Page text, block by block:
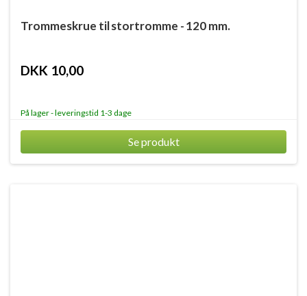
Trommeskrue til stortromme - 120 mm.
DKK 10,00
På lager - leveringstid 1-3 dage
Se produkt